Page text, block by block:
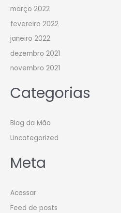
março 2022
fevereiro 2022
janeiro 2022
dezembro 2021
novembro 2021
Categorias
Blog da Mão
Uncategorized
Meta
Acessar
Feed de posts